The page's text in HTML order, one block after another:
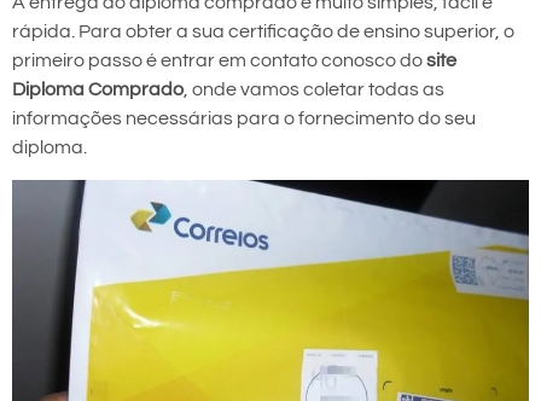
rápida. Para obter a sua certificação de ensino superior, o
primeiro passo é entrar em contato conosco dosite
Diploma Comprado, onde vamos coletar todas as
informações necessárias para o fornecimento do seu
diploma.